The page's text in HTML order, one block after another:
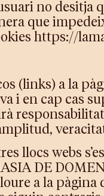
no desitja
que
https://
(links) a la
i en cap cas
llocs webs
DE
a la pàgina